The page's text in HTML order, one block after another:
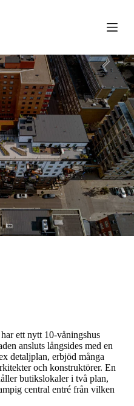
ett nytt 10-våningshus
ansluts långsides med en
detaljplan, erbjöd många
och konstruktörer. En
butikslokaler i två plan,
central entré från vilken